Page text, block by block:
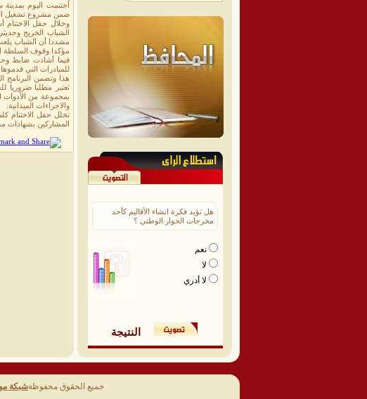
ضمن مشروع تشغيل
وخلال حفل الاختتام
الشباب الخريج
مشددا أن الشباب يلعب
مؤكدا وقوف السلطة
فيما أشادت ضابط
للمبادرات التي
بمجموعة من الأدوات
والاجراءات الميدانية.
تخلل حفل الاختتام
المشاركين بشهادات
هل تؤيد فكرة انشاء الأقاليم كأحد
مخرجات الحوار الوطني ؟
نعم
لا
لا أدري
النتيجة
جميع الحقوق محفوظةشبكة